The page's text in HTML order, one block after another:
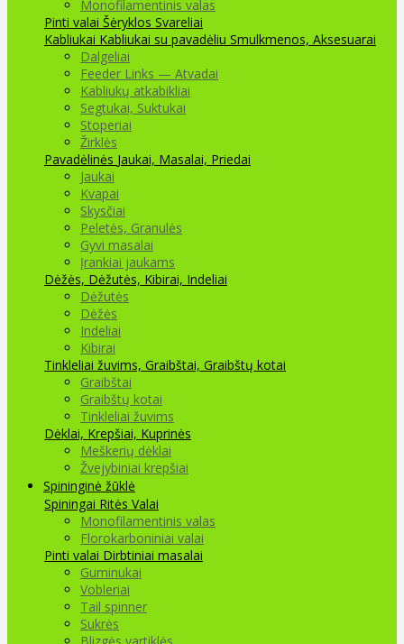
Monofilamentinis valas
Pinti valai Šėryklos Svareliai
Kabliukai Kabliukai su pavadėliu Smulkmenos, Aksesuarai
Dalgeliai
Feeder Links — Atvadai
Kabliukų atkabikliai
Segtukai, Suktukai
Stoperiai
Žirklės
Pavadėlinės Jaukai, Masalai, Priedai
Jaukai
Kvapai
Skysčiai
Peletės, Granulės
Gyvi masalai
Įrankiai jaukams
Dėžės, Dėžutės, Kibirai, Indeliai
Dėžutės
Dėžės
Indeliai
Kibirai
Tinkleliai žuvims, Graibštai, Graibštų kotai
Graibštai
Graibštų kotai
Tinkleliai žuvims
Dėklai, Krepšiai, Kuprinės
Meškerių dėklai
Žvejybiniai krepšiai
Spininginė žūklė
Spiningai Ritės Valai
Monofilamentinis valas
Florokarboniniai valai
Pinti valai Dirbtiniai masalai
Guminukai
Vobleriai
Tail spinner
Sukrės
Blizgės vartiklės